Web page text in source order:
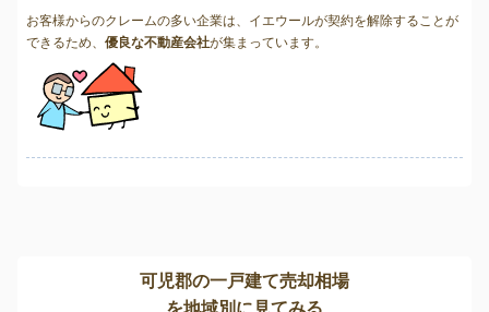
お客様からのクレームの多い企業は、イエウールが契約を解除することが
できるため、 優良な不動産会社が集まっています。
可児郡の一戸建て売却相場